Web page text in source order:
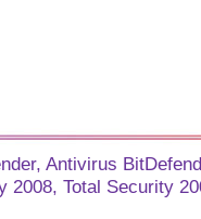
Antivirus
2008, Total Security